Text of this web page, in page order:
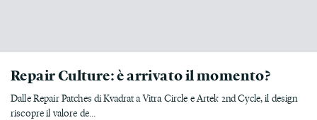
Repair Culture: è arrivato il momento?
Dalle Repair Patches di Kvadrat a Vitra Circle e Artek 2nd Cycle, il design
riscopre il valore de...